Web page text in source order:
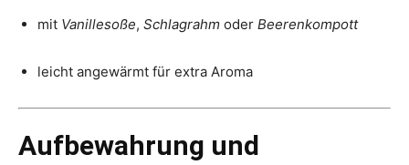
mit Vanillesoße, Schlagrahm oder Beerenkompott
leicht angewärmt für extra Aroma
Aufbewahrung und